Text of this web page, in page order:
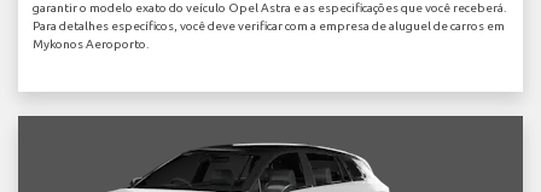
garantir o modelo exato do veículo Opel Astra e as especificações que você receberá.
Para detalhes específicos, você deve verificar com a empresa de aluguel de carros em
Mykonos Aeroporto.